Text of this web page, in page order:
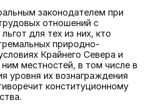
законодателем при
отношений с
для тех из них, кто
природно-
Крайнего Севера и
местностей, в том числе в
уровня их вознаграждения
конституционному